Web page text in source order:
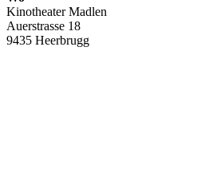
Kinotheater Madlen
Auerstrasse 18
9435 Heerbrugg